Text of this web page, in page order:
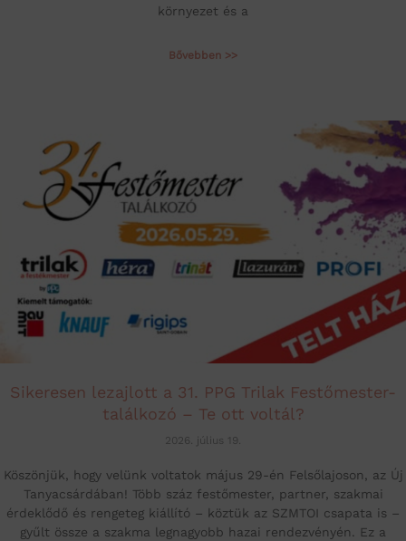
környezet és a
Bővebben >>
Sikeresen lezajlott a 31. PPG Trilak Festőmester-
találkozó – Te ott voltál?
2026. július 19.
Köszönjük, hogy velünk voltatok május 29-én Felsőlajoson, az Új
Tanyacsárdában! Több száz festőmester, partner, szakmai
érdeklődő és rengeteg kiállító – köztük az SZMTOI csapata is –
gyűlt össze a szakma legnagyobb hazai rendezvényén. Ez a